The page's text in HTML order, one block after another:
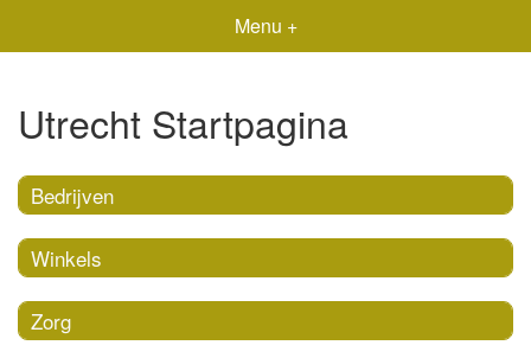
Menu +
Utrecht Startpagina
Bedrijven
Winkels
Zorg